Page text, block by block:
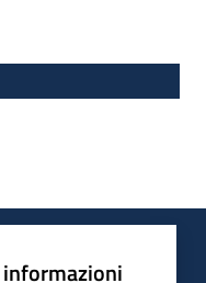
informazioni